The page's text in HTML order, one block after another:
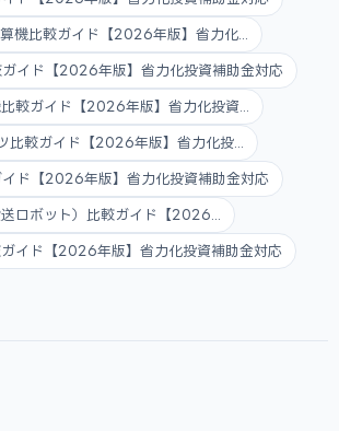
機比較ガイド【2026年版】省力化...
イド【2026年版】省力化投資補助金対応
較ガイド【2026年版】省力化投資...
比較ガイド【2026年版】省力化投...
ド【2026年版】省力化投資補助金対応
ロボット）比較ガイド【2026...
イド【2026年版】省力化投資補助金対応